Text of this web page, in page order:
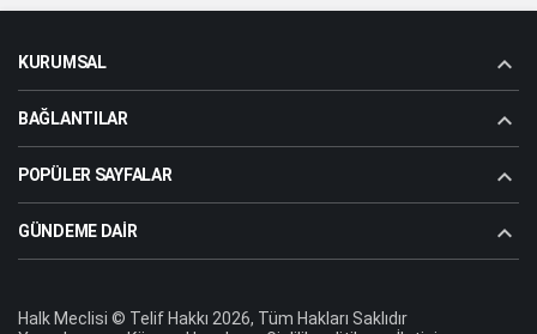
KURUMSAL
BAĞLANTILAR
POPÜLER SAYFALAR
GÜNDEME DAIR
Halk Meclisi © Telif Hakkı 2026, Tüm Hakları Saklıdır